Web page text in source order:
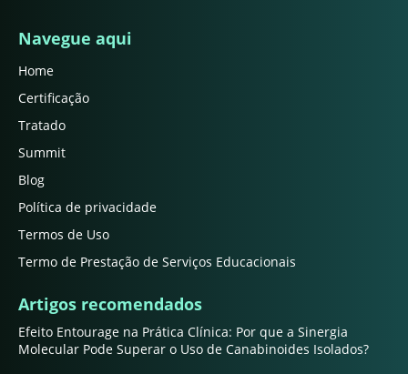
Navegue aqui
Home
Certificação
Tratado
Summit
Blog
Política de privacidade
Termos de Uso
Termo de Prestação de Serviços Educacionais
Artigos recomendados
Efeito Entourage na Prática Clínica: Por que a Sinergia
Molecular Pode Superar o Uso de Canabinoides Isolados?